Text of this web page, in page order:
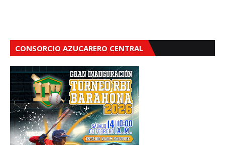
CONSORCIO AZUCARERO CENTRAL